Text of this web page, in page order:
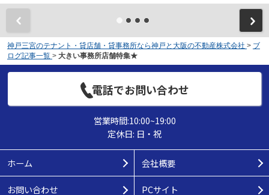
神戸三宮のテナント・貸店舗・貸事務所なら神戸と大阪の不動産株式会社 > ブ
ログ記事一覧 > 大きい事務所店舗特集★
電話でお問い合わせ
営業時間:10:00~19:00
定休日: 日・祝
ホーム 会社概要
お問い合わせ PCサイト